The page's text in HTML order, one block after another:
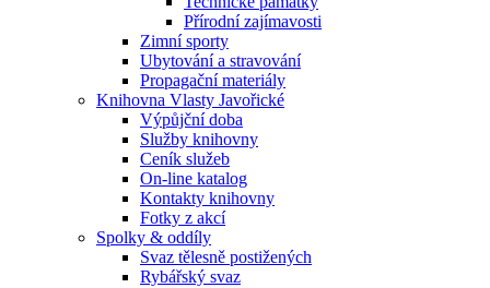
Přírodní zajímavosti
Zimní sporty
Ubytování a stravování
Propagační materiály
Knihovna Vlasty Javořické
Výpůjční doba
Služby knihovny
Ceník služeb
On-line katalog
Kontakty knihovny
Fotky z akcí
Spolky & oddíly
Svaz tělesně postižených
Rybářský svaz